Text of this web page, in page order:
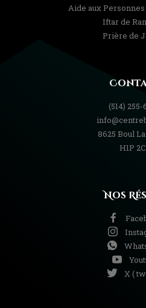
Aide aux
Iftar de
Prière de
(514)
8625 Boul
H1P
Nos
X (